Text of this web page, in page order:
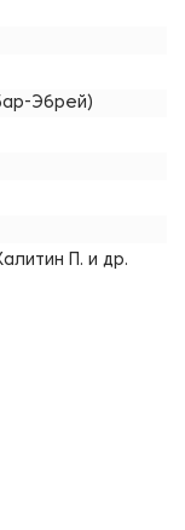
Эбрей)
П. и др.